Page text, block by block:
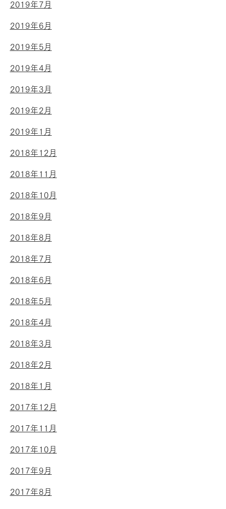
2019年7月
2019年6月
2019年5月
2019年4月
2019年3月
2019年2月
2019年1月
2018年12月
2018年11月
2018年10月
2018年9月
2018年8月
2018年7月
2018年6月
2018年5月
2018年4月
2018年3月
2018年2月
2018年1月
2017年12月
2017年11月
2017年10月
2017年9月
2017年8月